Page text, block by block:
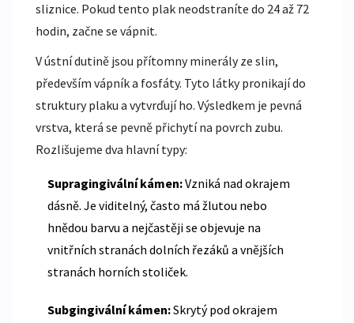
sliznice. Pokud tento plak neodstraníte do 24 až 72
hodin, začne se vápnit.
V ústní dutině jsou přítomny minerály ze slin,
především vápník a fosfáty. Tyto látky pronikají do
struktury plaku a vytvrďují ho. Výsledkem je pevná
vrstva, která se pevně přichytí na povrch zubu.
Rozlišujeme dva hlavní typy:
Supragingivální kámen:Vzniká nad okrajem
dásně. Je viditelný, často má žlutou nebo
hnědou barvu a nejčastěji se objevuje na
vnitřních stranách dolních řezáků a vnějších
stranách horních stoliček.
Subgingivální kámen:Skrytý pod okrajem